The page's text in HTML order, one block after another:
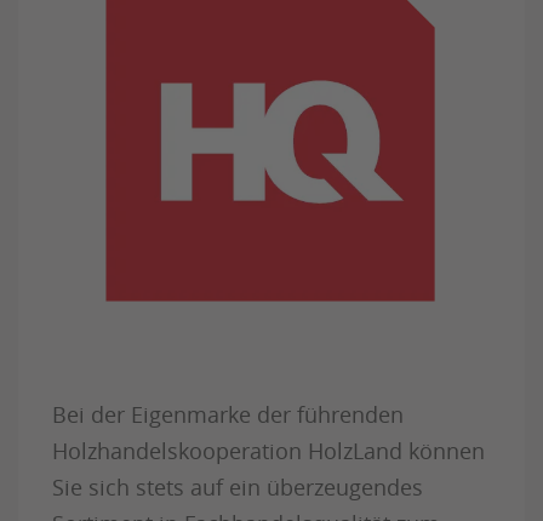
Bei der Eigenmarke der führenden
Holzhandelskooperation HolzLand können
Sie sich stets auf ein überzeugendes